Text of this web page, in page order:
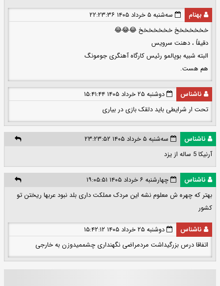
بهنام
سه‌شنبه ۵ خرداد ۱۴۰۵ ۲۲:۲۳:۳۶
خخخخخخخ خخخخخخخ 😂😂😂
دقیقاً ، دهنت سرویس
البته شبیه بوپالمو رئیس کارگاه آهنگری جومونگ
هم هست.
ناشناس
دوشنبه ۲۵ خرداد ۱۴۰۵ ۱۵:۴۱:۴۴
تحت ار شرایطی باید دلقک بازی در بیاری
ناشناس
سه‌شنبه ۵ خرداد ۱۴۰۵ ۲۳:۲۳:۵۲
آرنیکا 5 ساله از یزد
ناشناس
چهارشنبه ۶ خرداد ۱۴۰۵ ۱۹:۰۵:۵۱
بهتر که چهره ش معلوم نشه این مردک مملکت داری بلد نبود عربها ریختن تو
کشور
ناشناس
دوشنبه ۲۵ خرداد ۱۴۰۵ ۱۵:۴۲:۱۲
اتفاقا درس بزرگیداشت مردمراضی نگهنداری چشممیدوزن به خارجی